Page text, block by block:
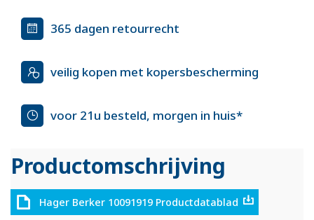
365 dagen retourrecht
veilig kopen met kopersbescherming
voor 21u besteld, morgen in huis*
Productomschrijving
Hager Berker 10091919 Productdatablad